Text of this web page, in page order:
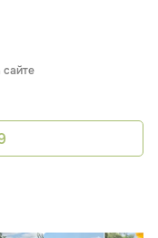
сайте